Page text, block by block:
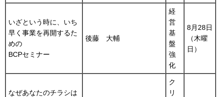
いざという時に、いち
早く事業を再開するた
めの
BCPセミナー
後藤 大輔
経
営
基
盤
強
化
8月28日
（木曜
日）
なぜあなたのチラシは
ク
リ